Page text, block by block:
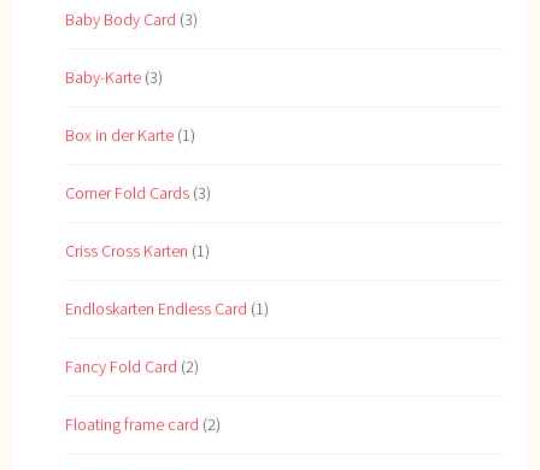
Baby Body Card (3)
Baby-Karte (3)
Box in der Karte (1)
Corner Fold Cards (3)
Criss Cross Karten (1)
Endloskarten Endless Card (1)
Fancy Fold Card (2)
Floating frame card (2)